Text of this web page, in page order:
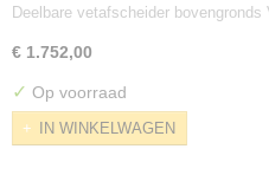
Deelbare vetafscheider
€ 1.752,00
✓ Op voorraad
IN WINKELWAGEN